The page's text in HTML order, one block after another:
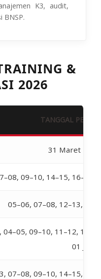
K3, audit,
BNSP.
&
2026
TANGGAL
31 Maret – 01
09–10, 14–15, 16–17,
05–06, 07–08, 12–13,
04–05, 09–10, 11–12,
01 Juli
07–08, 09–10, 14–15,